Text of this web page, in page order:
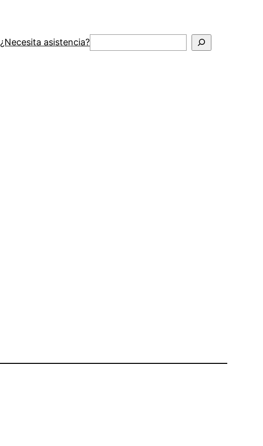
¿Necesita asistencia?Buscar